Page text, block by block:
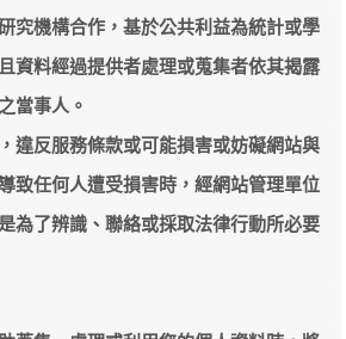
究機構合作，基於公共利益為統計或學
資料經過提供者處理或蒐集者依其揭露
當事人。
違反服務條款或可能損害或妨礙網站與
致任何人遭受損害時，經網站管理單位
為了辨識、聯絡或採取法律行動所必要